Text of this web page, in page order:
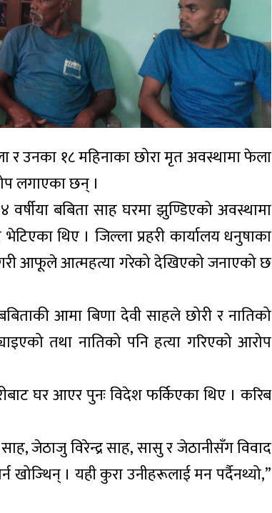
उनका १८ महिनाका छोरा मृत अवस्थामा फेला
लगाएका छन् ।
बबिता साह घरमा झुण्डिएको अवस्थामा
थिए । जिल्ला प्रहरी कार्यालय धनुषाका
गरी आफूले आत्महत्या गरेको देखिएको जनाएको छ
आमा बिणा देवी साहले छोरी र नातिको
तथा नातिको पनि हत्या गरिएको आरोप
घर आएर पुनः विदेश फर्किएका थिए । करिब
जेठाजु विरेन्द्र साह, सासु र जेठानीसँग विवाद
खोज्थिन् । यही कुरा उनीहरूलाई मन पर्दैनथ्यो,”